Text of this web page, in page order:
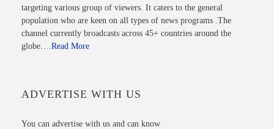
targeting various group of viewers. It caters to the general
population who are keen on all types of news programs .The
channel currently broadcasts across 45+ countries around the
globe…. Read More
ADVERTISE WITH US
You can advertise with us and can know